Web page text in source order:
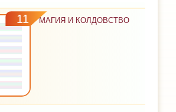
11 МАГИЯ И КОЛДОВСТВО